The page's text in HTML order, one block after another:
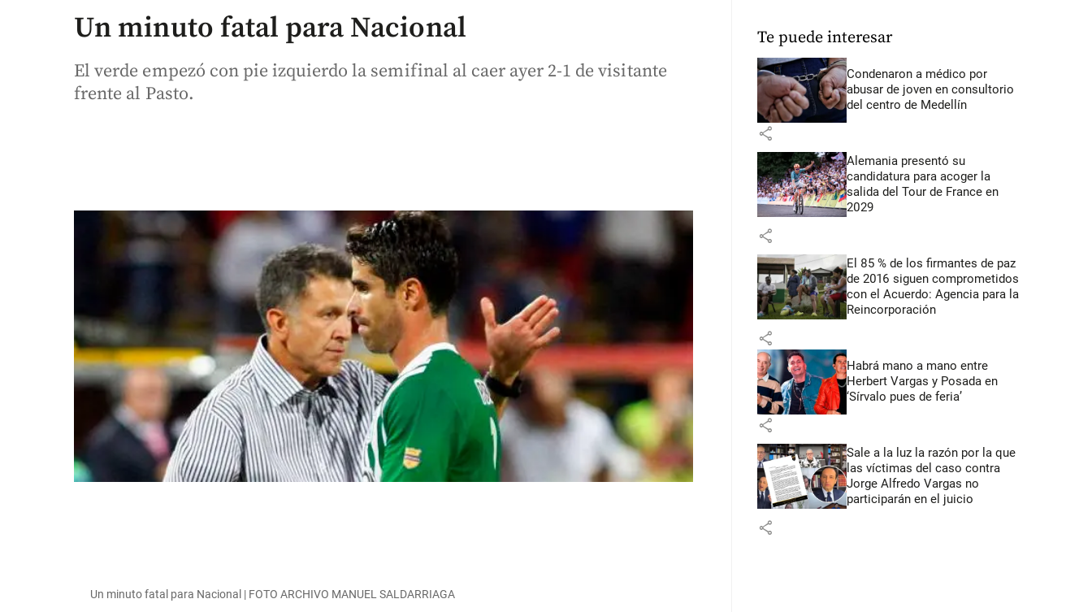
Un minuto fatal para Nacional
El verde empezó con pie izquierdo la semifinal al caer ayer 2-1 de visitante
frente al Pasto.
Un minuto fatal para Nacional | FOTO ARCHIVO MANUEL SALDARRIAGA
Te puede interesar
Condenaron a médico por
abusar de joven en consultorio
del centro de Medellín
share
Alemania presentó su
candidatura para acoger la
salida del Tour de France en
2029
share
El 85 % de los firmantes de paz
de 2016 siguen comprometidos
con el Acuerdo: Agencia para la
Reincorporación
share
Habrá mano a mano entre
Herbert Vargas y Posada en
‘Sírvalo pues de feria’
share
Sale a la luz la razón por la que
las víctimas del caso contra
Jorge Alfredo Vargas no
participarán en el juicio
share